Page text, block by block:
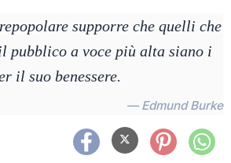
supporre che quelli che
pubblico a voce più alta siano i
il suo benessere.
— Edmund Burke